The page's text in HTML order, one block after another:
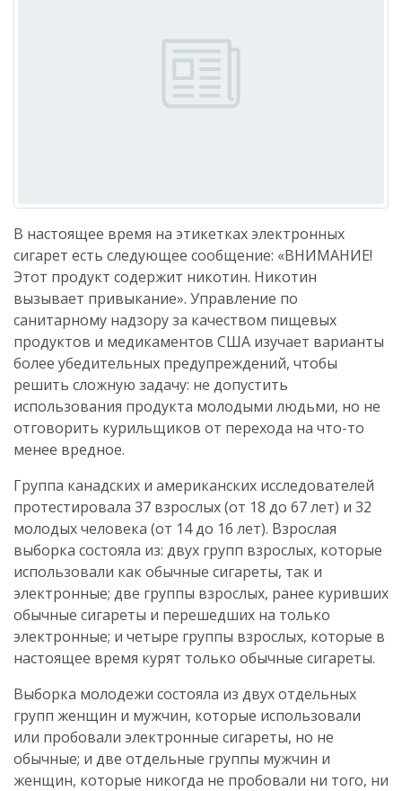
В настоящее время на этикетках электронных
сигарет есть следующее сообщение: «ВНИМАНИЕ!
Этот продукт содержит никотин. Никотин
вызывает привыкание». Управление по
санитарному надзору за качеством пищевых
продуктов и медикаментов США изучает варианты
более убедительных предупреждений, чтобы
решить сложную задачу: не допустить
использования продукта молодыми людьми, но не
отговорить курильщиков от перехода на что-то
менее вредное.
Группа канадских и американских исследователей
протестировала 37 взрослых (от 18 до 67 лет) и 32
молодых человека (от 14 до 16 лет). Взрослая
выборка состояла из: двух групп взрослых, которые
использовали как обычные сигареты, так и
электронные; две группы взрослых, ранее куривших
обычные сигареты и перешедших на только
электронные; и четыре группы взрослых, которые в
настоящее время курят только обычные сигареты.
Выборка молодежи состояла из двух отдельных
групп женщин и мужчин, которые использовали
или пробовали электронные сигареты, но не
обычные; и две отдельные группы мужчин и
женщин, которые никогда не пробовали ни того, ни